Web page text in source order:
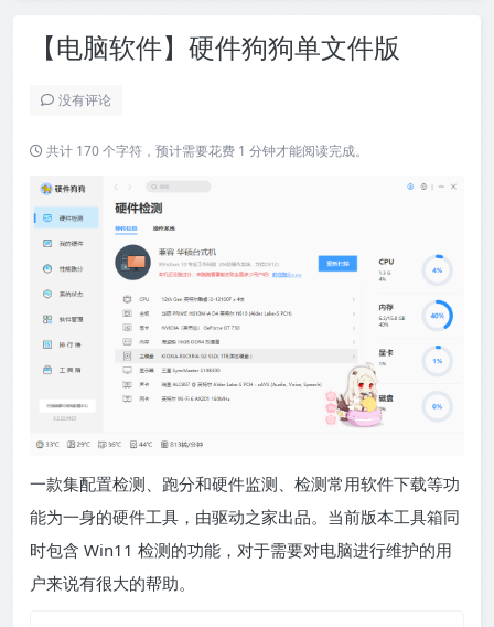
【电脑软件】硬件狗狗单文件版
没有评论
共计 170 个字符，预计需要花费 1 分钟才能阅读完成。
一款集配置检测、跑分和硬件监测、检测常用软件下载等功
能为一身的硬件工具，由驱动之家出品。当前版本工具箱同
时包含 Win11 检测的功能，对于需要对电脑进行维护的用
户来说有很大的帮助。